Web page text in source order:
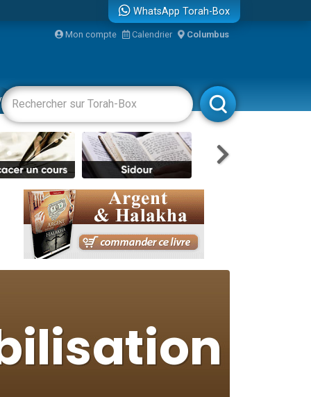
WhatsApp Torah-Box
Mon compte Calendrier Columbus
Livres Rabbanim